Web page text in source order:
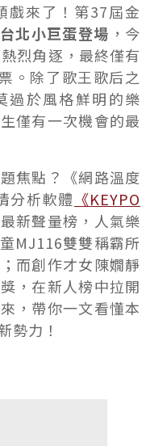
戲來了！第37屆金
北小巨蛋登場 ，今
烈角逐，最終僅有
。除了歌王歌后之
過於風格鮮明的樂
僅有一次機會的最
焦點？《網路溫度
分析軟體 《KEYPO
新聲量榜，人氣樂
MJ116雙雙稱霸所
而創作才女陳嫺靜
，在新人榜中拉開
，帶你一文看懂本
勢力！